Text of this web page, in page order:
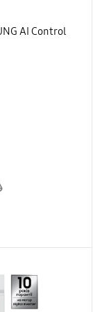
AI Control